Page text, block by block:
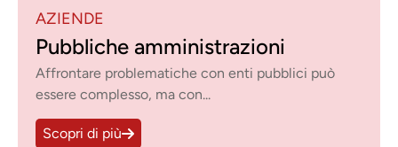
AZIENDE
Banche, assicurazioni e società
finanziarie
Prestiamo un’assistenza mirata per le aziende
riguardo a contratti bancari...